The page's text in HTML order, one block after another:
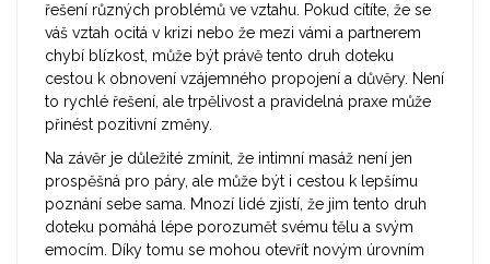
řešení různých problémů ve vztahu. Pokud cítíte, že se
váš vztah ocitá v krizi nebo že mezi vámi a partnerem
chybí blízkost, může být právě tento druh doteku
cestou k obnovení vzájemného propojení a důvěry. Není
to rychlé řešení, ale trpělivost a pravidelná praxe může
přinést pozitivní změny.
Na závěr je důležité zmínit, že intimní masáž není jen
prospěšná pro páry, ale může být i cestou k lepšímu
poznání sebe sama. Mnozí lidé zjistí, že jim tento druh
doteku pomáhá lépe porozumět svému tělu a svým
emocím. Díky tomu se mohou otevřít novým úrovním